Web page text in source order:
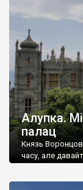
Алупка.
палац
Князь
часу, але